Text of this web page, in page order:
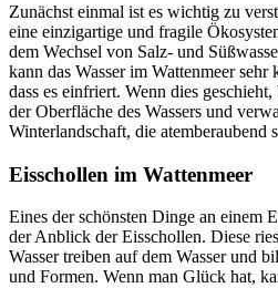
Zunächst einmal ist es wichtig zu
eine einzigartige und fragile
dem Wechsel von Salz- und
kann das Wasser im Wattenmeer
dass es einfriert. Wenn dies
der Oberfläche des Wassers und
Winterlandschaft, die atemberaubend
Eisschollen im Wattenmeer
Eines der schönsten Dinge an einem
der Anblick der Eisschollen. Diese
Wasser treiben auf dem Wasser und
und Formen. Wenn man Glück hat,